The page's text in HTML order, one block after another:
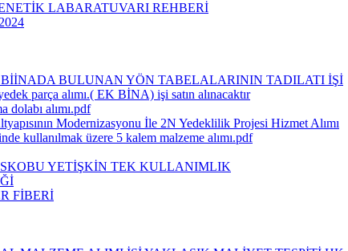
LABARATUVARI REHBERİ
BULUNAN YÖN TABELALARININ TADILATI İŞİ
parça alımı.( EK BİNA) işi satın alınacaktır
dolabı alımı.pdf
Modernizasyonu İle 2N Yedeklilik Projesi Hizmet Alımı
kullanılmak üzere 5 kalem malzeme alımı.pdf
YETİŞKİN TEK KULLANIMLIK
FİBERİ